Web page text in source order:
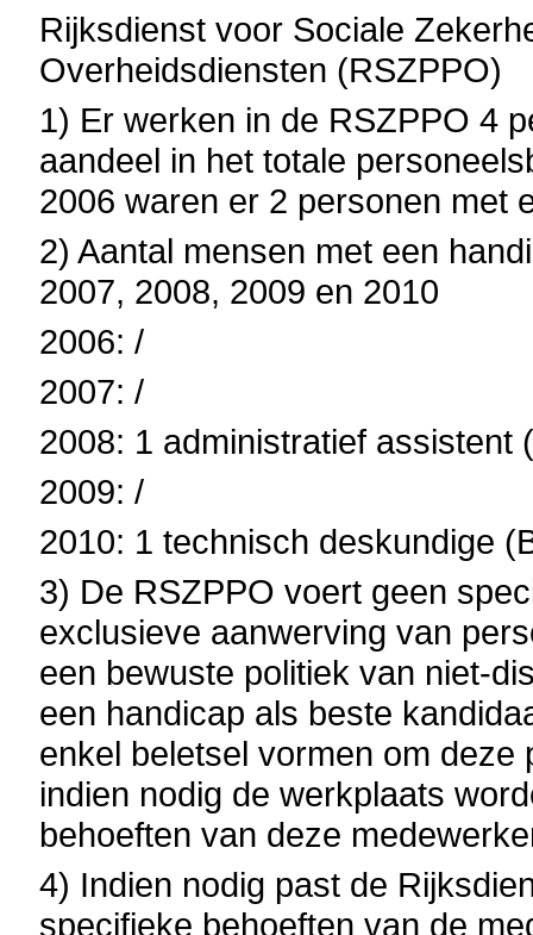
Rijksdienst voor Sociale
Overheidsdiensten (RSZPPO)
1) Er werken in de RSZPPO 4
aandeel in het totale
2006 waren er 2 personen met
2) Aantal mensen met een
2007, 2008, 2009 en 2010
2006: /
2007: /
2008: 1 administratief assistent
2009: /
2010: 1 technisch deskundige
3) De RSZPPO voert geen
exclusieve aanwerving van
een bewuste politiek van niet-
een handicap als beste
enkel beletsel vormen om
indien nodig de werkplaats
behoeften van deze
4) Indien nodig past de
specifieke behoeften van de